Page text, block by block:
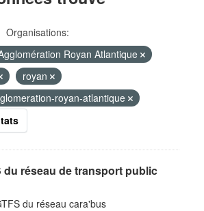
Organisations:
Royan Atlantique
royan
royan-atlantique
du réseau de transport public
du réseau cara'bus